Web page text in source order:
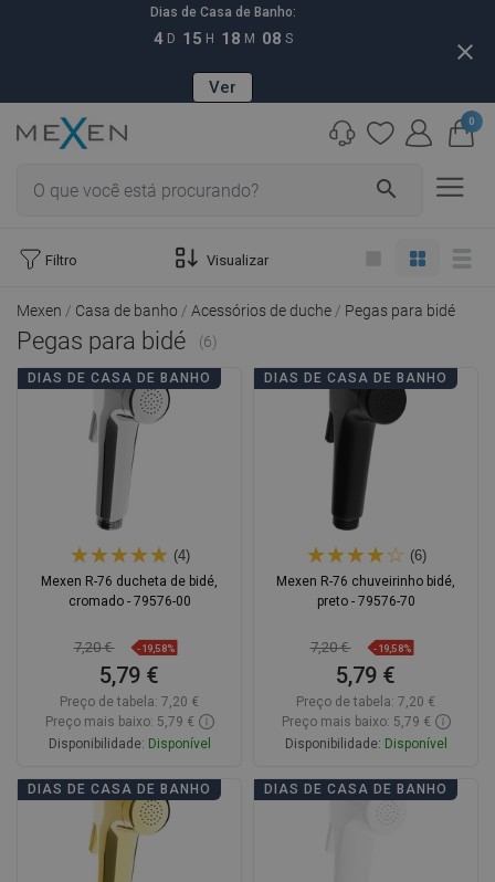
Dias de Casa de Banho:
4 D 15 H 18 M 07 S
Ver
close
search
0
Filtro Visualizar
Mexen Casa de banho Acessórios de duche Pegas para bidé
Pegas para bidé (6)
DIAS DE CASA DE BANHO
(4)
Mexen R-76 ducheta de bidé,
cromado - 79576-00
7,20 € -19,58%
5,79 €
Preço de tabela: 7,20 €
Preço mais baixo: 5,79 €
Disponibilidade: Disponível
Adicionar
favorite_border Favoritos
Comparar
DIAS DE CASA DE BANHO
(6)
Mexen R-76 chuveirinho bidé,
preto - 79576-70
7,20 € -19,58%
5,79 €
Preço de tabela: 7,20 €
Preço mais baixo: 5,79 €
Disponibilidade: Disponível
Adicionar
favorite_border
DIAS DE CASA DE BANHO DIAS DE CASA DE BANHO